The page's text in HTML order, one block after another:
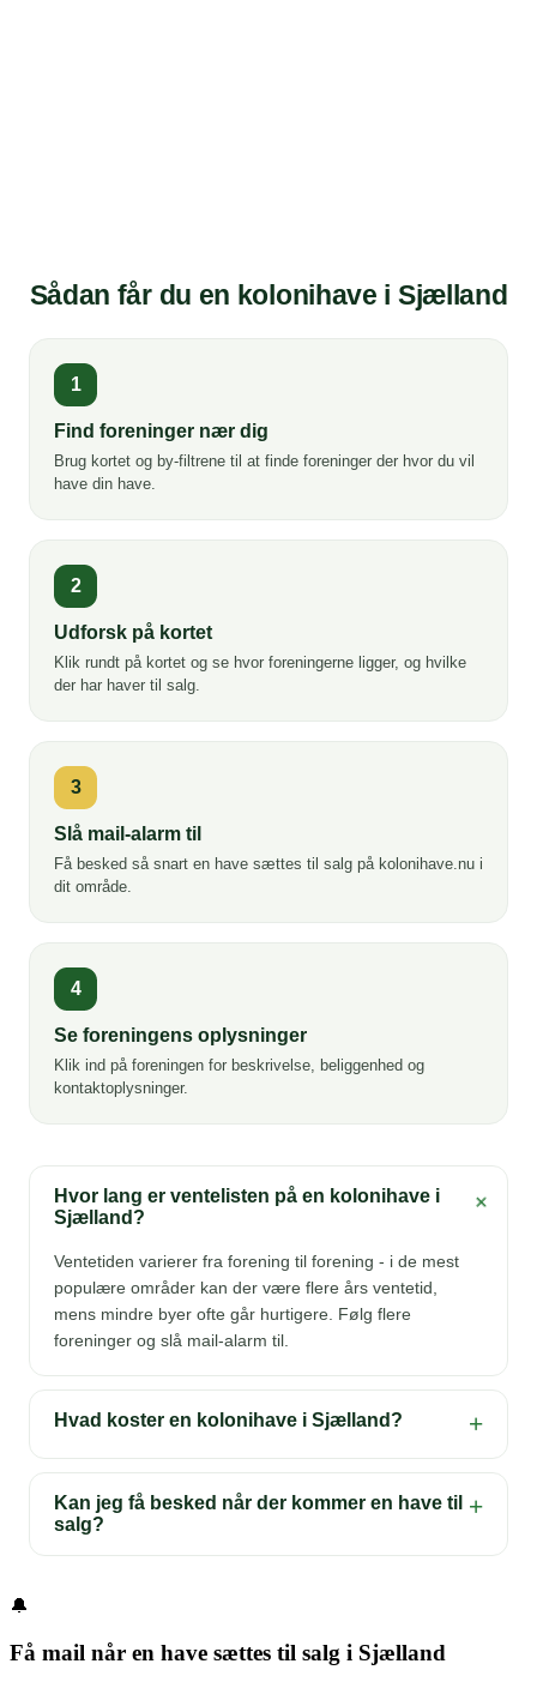
🔔
Få mail når en have sættes til salg i Sjælland
Sådan får du en kolonihave i Sjælland
1
Find foreninger nær dig
Brug kortet og by-filtrene til at finde foreninger der hvor du vil
have din have.
2
Udforsk på kortet
Klik rundt på kortet og se hvor foreningerne ligger, og hvilke
der har haver til salg.
3
Slå mail-alarm til
Få besked så snart en have sættes til salg på kolonihave.nu i
dit område.
4
Se foreningens oplysninger
Klik ind på foreningen for beskrivelse, beliggenhed og
kontaktoplysninger.
Hvor lang er ventelisten på en kolonihave i
Sjælland?
+
Ventetiden varierer fra forening til forening - i de mest
populære områder kan der være flere års ventetid,
mens mindre byer ofte går hurtigere. Følg flere
foreninger og slå mail-alarm til.
Hvad koster en kolonihave i Sjælland? +
Kan jeg få besked når der kommer en have til
salg?
+